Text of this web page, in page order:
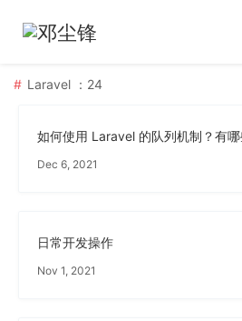
Laravel ：24
如何使用 Laravel 的队列机制？有
Dec 6, 2021
日常开发操作
Nov 1, 2021